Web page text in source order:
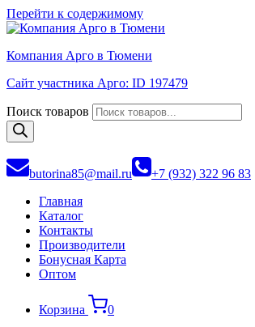
Перейти к содержимому
Компания Арго в Тюмени
Сайт участника Арго: ID 197479
Поиск товаров
butorina85@mail.ru
+7 (932) 322 96 83
Главная
Каталог
Контакты
Производители
Бонусная Карта
Оптом
Корзина
0